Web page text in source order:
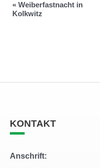
« Weiberfastnacht in
Kolkwitz
KONTAKT
Anschrift: